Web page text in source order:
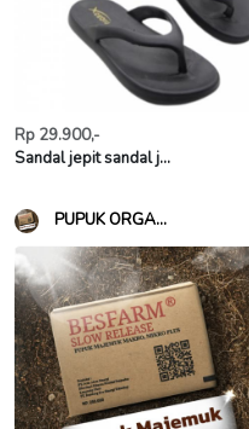
Rp 29.900,-
Sandal jepit sandal j...
PUPUK ORGA...